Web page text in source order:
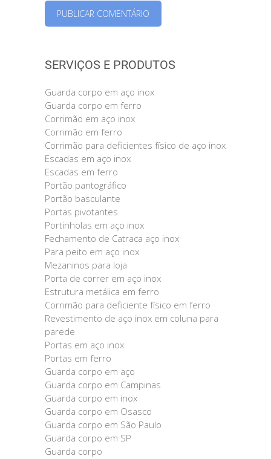
SERVIÇOS E PRODUTOS
Guarda corpo em aço inox
Guarda corpo em ferro
Corrimão em aço inox
Corrimão em ferro
Corrimão para deficientes físico de aço inox
Escadas em aço inox
Escadas em ferro
Portão pantográfico
Portão basculante
Portas pivotantes
Portinholas em aço inox
Fechamento de Catraca aço inox
Para peito em aço inox
Mezaninos para loja
Porta de correr em aço inox
Estrutura metálica em ferro
Corrimão para deficiente físico em ferro
Revestimento de aço inox em coluna para
parede
Portas em aço inox
Portas em ferro
Guarda corpo em aço
Guarda corpo em Campinas
Guarda corpo em inox
Guarda corpo em Osasco
Guarda corpo em São Paulo
Guarda corpo em SP
Guarda corpo